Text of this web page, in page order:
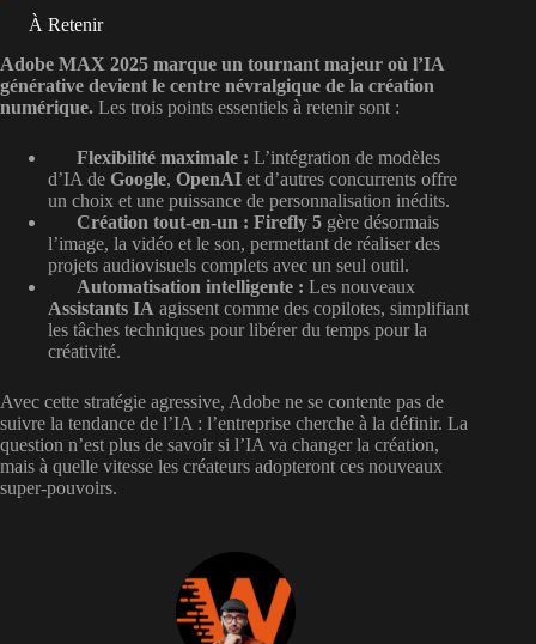
À Retenir
Adobe MAX 2025 marque un tournant majeur où l’IA
générative devient le centre névralgique de la création
numérique. Les trois points essentiels à retenir sont :
Flexibilité maximale : L’intégration de modèles
d’IA de Google, OpenAI et d’autres concurrents offre
un choix et une puissance de personnalisation inédits.
Création tout-en-un : Firefly 5 gère désormais
l’image, la vidéo et le son, permettant de réaliser des
projets audiovisuels complets avec un seul outil.
Automatisation intelligente : Les nouveaux
Assistants IA agissent comme des copilotes, simplifiant
les tâches techniques pour libérer du temps pour la
créativité.
Avec cette stratégie agressive, Adobe ne se contente pas de
suivre la tendance de l’IA : l’entreprise cherche à la définir. La
question n’est plus de savoir si l’IA va changer la création,
mais à quelle vitesse les créateurs adopteront ces nouveaux
super-pouvoirs.